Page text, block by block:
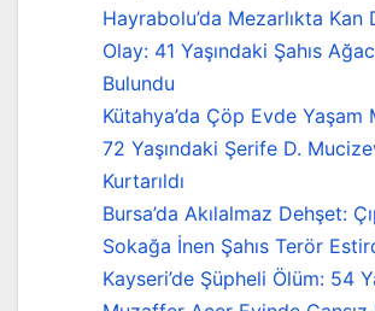
Hayrabolu’da Mezarlıkta Kan
Olay: 41 Yaşındaki Şahıs
Bulundu
Kütahya’da Çöp Evde Yaşam
72 Yaşındaki Şerife D.
Kurtarıldı
Bursa’da Akılalmaz Dehşet:
Sokağa İnen Şahıs Terör
Kayseri’de Şüpheli Ölüm: 54